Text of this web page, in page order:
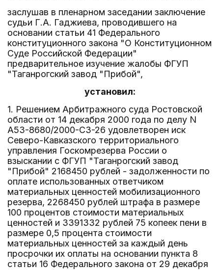
заслушав в пленарном заседании заключение
судьи Г.А. Гаджиева, проводившего на
основании статьи 41 Федерального
конституционного закона "О Конституционном
Суде Российской Федерации"
предварительное изучение жалобы ФГУП
"Таганрогский завод "Прибой",
установил:
1. Решением Арбитражного суда Ростовской
области от 14 декабря 2000 года по делу N
А53-8680/2000-СЗ-26 удовлетворен иск
Северо-Кавказского территориального
управления Госкомрезерва России о
взыскании с ФГУП "Таганрогский завод
"Прибой" 2168450 рублей - задолженности по
оплате использованных ответчиком
материальных ценностей мобилизационного
резерва, 2268450 рублей штрафа в размере
100 процентов стоимости материальных
ценностей и 3391332 рублей 75 копеек пени в
размере 0,5 процента стоимости
материальных ценностей за каждый день
просрочки их оплаты на основании пункта 8
статьи 16 Федерального закона от 29 декабря